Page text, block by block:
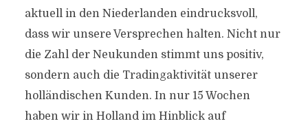
aktuell in den Niederlanden eindrucksvoll,
dass wir unsere Versprechen halten. Nicht nur
die Zahl der Neukunden stimmt uns positiv,
sondern auch die Tradingaktivität unserer
holländischen Kunden. In nur 15 Wochen
haben wir in Holland im Hinblick auf